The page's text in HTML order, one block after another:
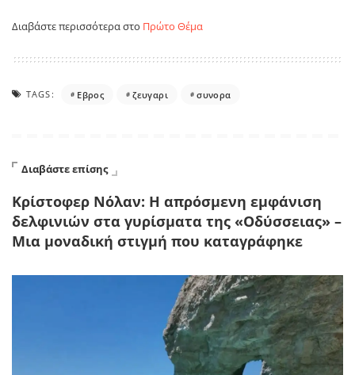
Διαβάστε περισσότερα στο Πρώτο Θέμα
TAGS: Eβρος ζευγαρι συνορα
Διαβάστε επίσης
Κρίστοφερ Νόλαν: Η απρόσμενη εμφάνιση
δελφινιών στα γυρίσματα της «Οδύσσειας» –
Μια μοναδική στιγμή που καταγράφηκε